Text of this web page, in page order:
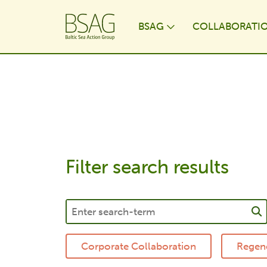
BSAG
Filter search results
Corporate Collaboration